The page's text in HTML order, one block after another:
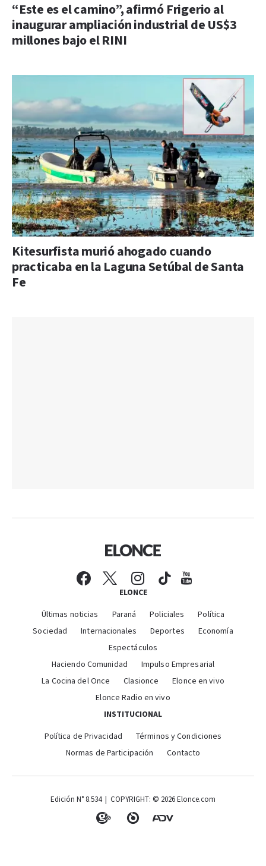
“Este es el camino”, afirmó Frigerio al
inaugurar ampliación industrial de US$3
millones bajo el RINI
Kitesurfista murió ahogado cuando
practicaba en la Laguna Setúbal de Santa
Fe
ELONCE
Últimas noticias Paraná Policiales
Política
Sociedad
Internacionales Deportes
Economía
Espectáculos
Haciendo Comunidad
Impulso Empresarial
La Cocina del Once
Clasionce
Elonce en vivo
Elonce Radio en vivo
INSTITUCIONAL
Política de Privacidad
Términos y Condiciones
Normas de Participación
Contacto
Edición N° 8.534 | COPYRIGHT: © 2026 Elonce.com